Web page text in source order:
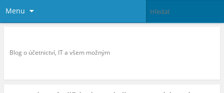
Menu
Blog o účetnictví, IT a všem možným